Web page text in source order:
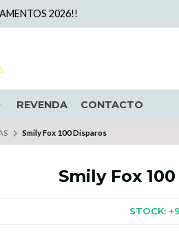
REVENDA CONTACTO
2026!!
Smily Fox 100 Disparos
Smily Fox
STOCK: